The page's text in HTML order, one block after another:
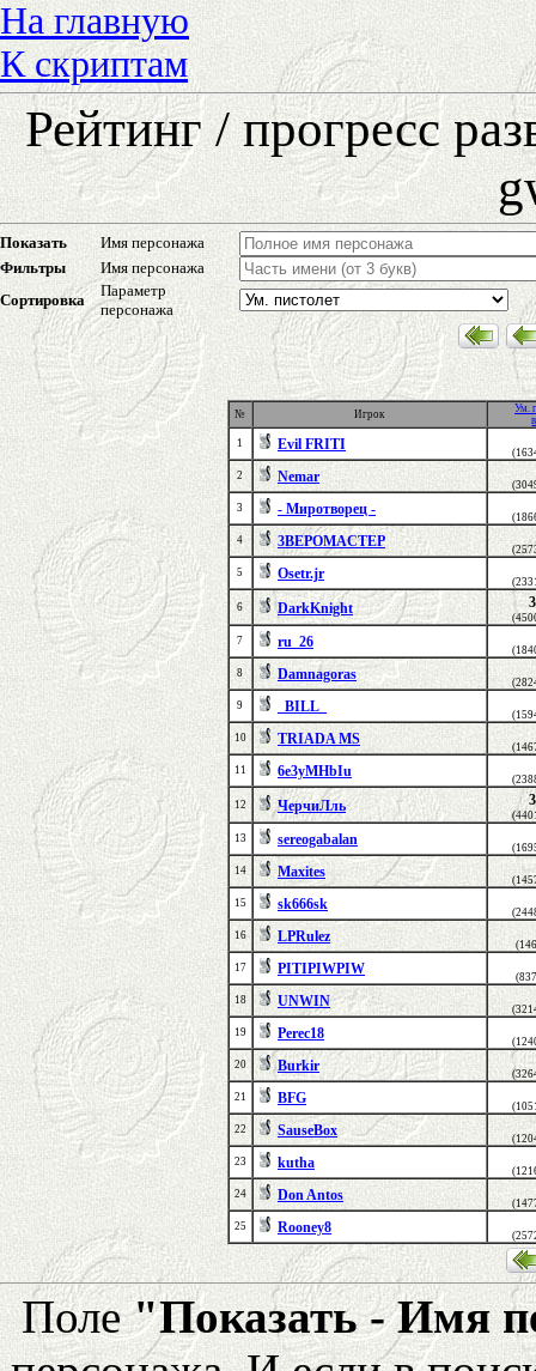
На главную
К скриптам
Рейтинг / прогресс
Показать
Имя персонажа
Фильтры
Имя персонажа
Сортировка
Параметр
персонажа
№ Игрок
Ум.
1
Evil FRITI
2
Nemar
3
- Миротворец -
4
3BEPOMACTEP
5
Osetr.jr
6 DarkKnight
7
ru_26
8
Damnagoras
9
_BILL_
10
TRIADA MS
11
6e3yMHbIu
12 ЧерчиЛль
13
sereogabalan
14
Maxites
15
sk666sk
16
LPRulez
17
PITIPIWPIW
18
UNWIN
19
Perec18
20
Burkir
21
BFG
22
SauseBox
23
kutha
24
Don Antos
25
Rooney8
Поле"Показать - Имя